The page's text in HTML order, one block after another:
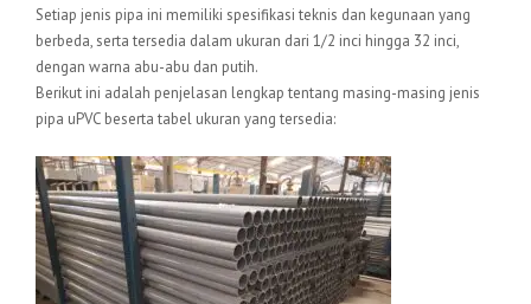
Setiap jenis pipa ini memiliki spesifikasi teknis dan kegunaan yang
berbeda, serta tersedia dalam ukuran dari 1/2 inci hingga 32 inci,
dengan warna abu-abu dan putih.
Berikut ini adalah penjelasan lengkap tentang masing-masing jenis
pipa uPVC beserta tabel ukuran yang tersedia: